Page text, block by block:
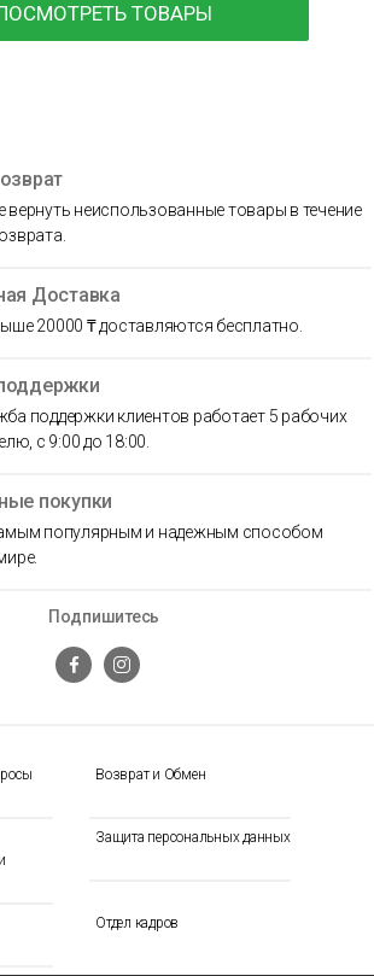
ТОВАРЫ
Возврат и Обмен
Защита персональных данных
Отдел кадров
Подпишитесь
вернуть неиспользованные товары в течение
Доставка
20000 ₸ доставляются бесплатно.
поддержки клиентов работает 5 рабочих
с 9:00 до 18:00.
покупки
популярным и надежным способом